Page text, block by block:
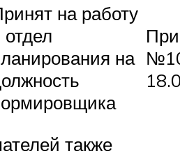
на работу
отдел
на
также